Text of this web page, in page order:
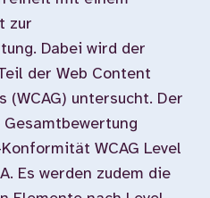
zur
Dabei wird der
der Web Content
(WCAG) untersucht. Der
WCAG Level
Es werden zudem die